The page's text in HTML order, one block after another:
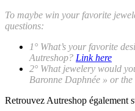
To maybe win your favorite
questions:
1° What’s your favorite
Autreshop? Link here
2° What jewelery would
Baronne Daphnée » or
Retrouvez Autreshop également